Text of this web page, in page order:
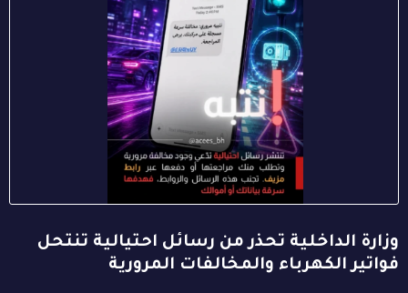
وزارة الداخلية تحذر من رسائل احتيالية تنتحل
فواتير الكهرباء والمخالفات المرورية